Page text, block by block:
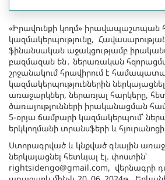
«Իրավունքի կողմ»
կազմակերպությունը,
ֆինանսական աջակցությամբ
բազմազան են․ ներառական
շրջանակում հրավիրում է
կազմակերպություններին
առաջարկներ, ներառյալ հարկերը,
ծառայությունների իրականացման
5-օրյա ճամբարի կազմակերպում՝
երկկողմանի տրանսֆերի և
Ստորագրված և կնքված գնային
ներկայացնել հետևյալ էլ. փոստին՝
rightsidengo@gmail.com, վերնագրի